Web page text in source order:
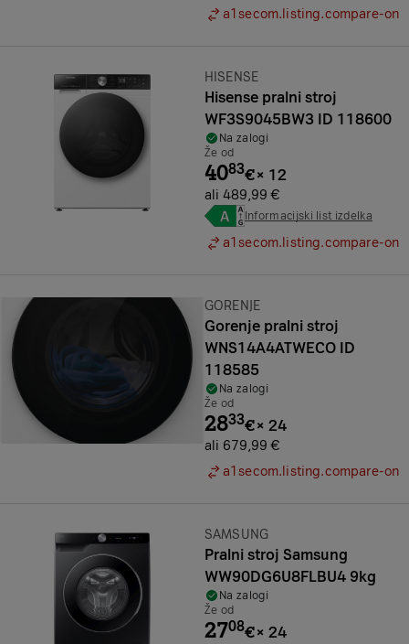
a1secom.listing.compare-on
Znamka:
HISENSE
Hisense pralni stroj
WF3S9045BW3 ID 118600
Na zalogi
Že od
4083€× 12
ali 489,99 €
Informacijski list izdelka
a1secom.listing.compare-on
Znamka:
GORENJE
Gorenje pralni stroj
WNS14A4ATWECO ID
118585
Na zalogi
Že od
2833€× 24
ali 679,99 €
a1secom.listing.compare-on
Znamka:
SAMSUNG
Pralni stroj Samsung
WW90DG6U8FLBU4 9kg
Na zalogi
Že od
2708€× 24